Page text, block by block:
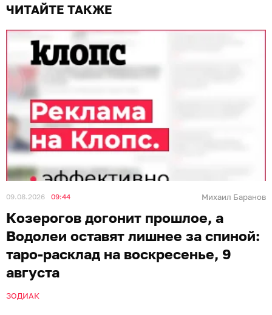
ЧИТАЙТЕ ТАКЖЕ
09.08.2026 09:44 Михаил Баранов
Козерогов догонит прошлое, а
Водолеи оставят лишнее за спиной:
таро-расклад на воскресенье, 9
августа
ЗОДИАК